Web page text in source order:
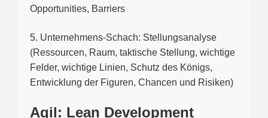
Opportunities, Barriers
5. Unternehmens-Schach: Stellungsanalyse
(Ressourcen, Raum, taktische Stellung, wichtige
Felder, wichtige Linien, Schutz des Königs,
Entwicklung der Figuren, Chancen und Risiken)
Agil: Lean Development